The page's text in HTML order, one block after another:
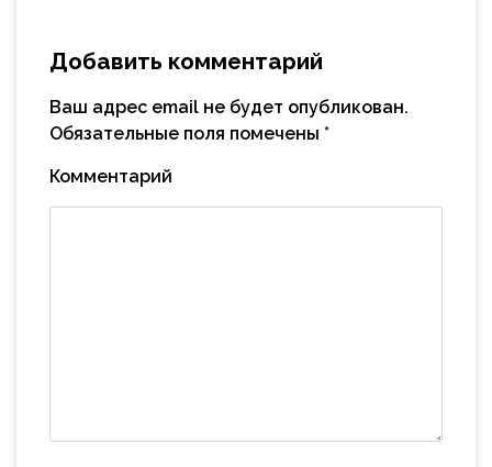
Добавить комментарий
Ваш адрес email не будет опубликован.
Обязательные поля помечены *
Комментарий